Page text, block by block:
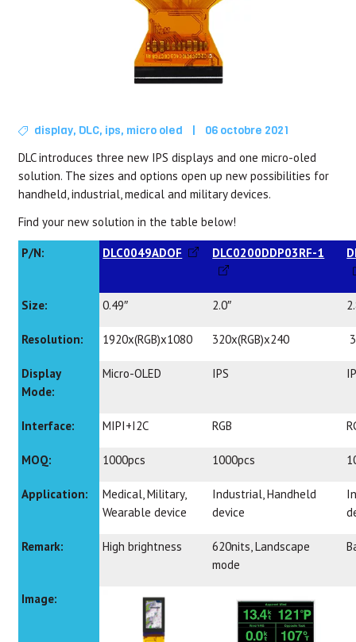
display, DLC, ips, micro oled |
06 octobre 2021
DLC introduces three new IPS displays and one micro-oled
solution. The sizes and options open up new possibilities for
handheld, industrial, medical and military devices.
Find your new solution in the table below!
P/N: DLC0049ADOF DLC0200DDP03RF-1
Size: 0.49″ 2.0″
Resolution: 1920x(RGB)x1080 320x(RGB)x240
Display
Mode:
Micro-OLED IPS
Interface: MIPI+I2C RGB
MOQ: 1000pcs 1000pcs
Application:
Medical, Military,
Wearable device
Industrial, Handheld
device
Remark: High brightness
620nits, Landscape
mode
Image: